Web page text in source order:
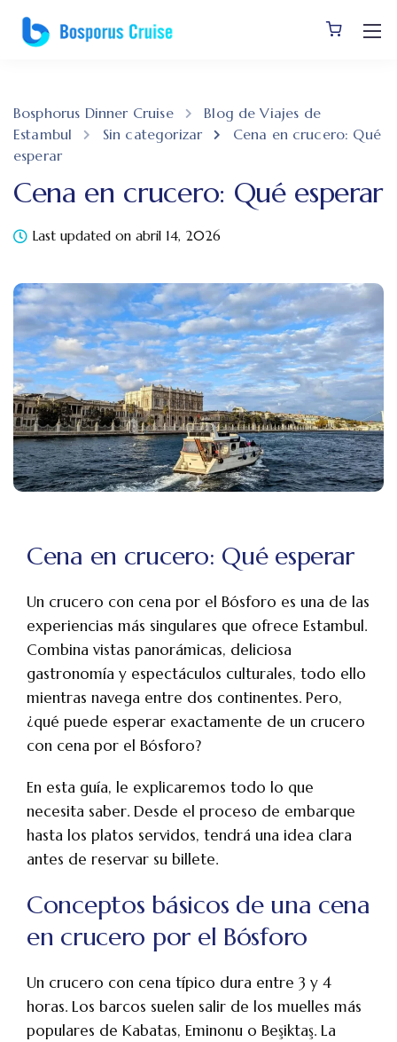
Bosphorus Dinner Cruise
Blog de Viajes de
Estambul
Sin categorizar
Cena en crucero: Qué
esperar
Cena en crucero: Qué esperar
Last updated on abril 14, 2026
Cena en crucero: Qué esperar
Un crucero con cena por el Bósforo es una de las
experiencias más singulares que ofrece Estambul.
Combina vistas panorámicas, deliciosa
gastronomía y espectáculos culturales, todo ello
mientras navega entre dos continentes. Pero,
¿qué puede esperar exactamente de un crucero
con cena por el Bósforo?
En esta guía, le explicaremos todo lo que
necesita saber. Desde el proceso de embarque
hasta los platos servidos, tendrá una idea clara
antes de reservar su billete.
Conceptos básicos de una cena
en crucero por el Bósforo
Un crucero con cena típico dura entre 3 y 4
horas. Los barcos suelen salir de los muelles más
populares de Kabatas, Eminonu o Beşiktaş. La